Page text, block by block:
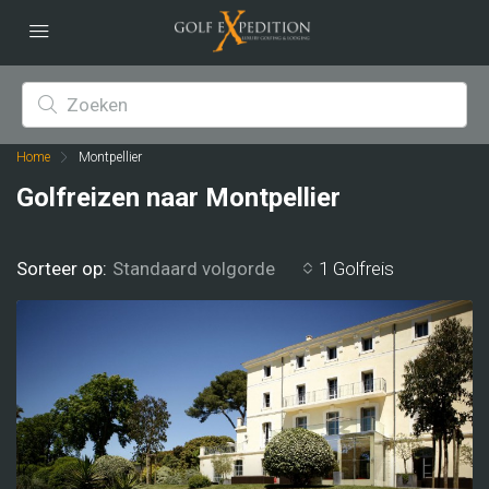
Home Montpellier
Golfreizen naar Montpellier
1 Golfreis
Sorteer op: Standaard volgorde